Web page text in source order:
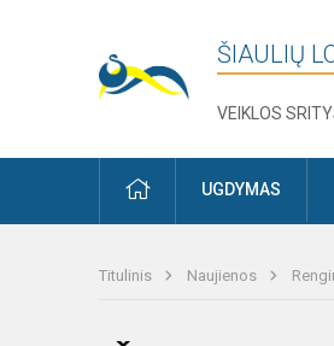
ŠIAULIŲ
VEIKLOS
PRADŽIAUGDYMAS
Titulinis Naujienos